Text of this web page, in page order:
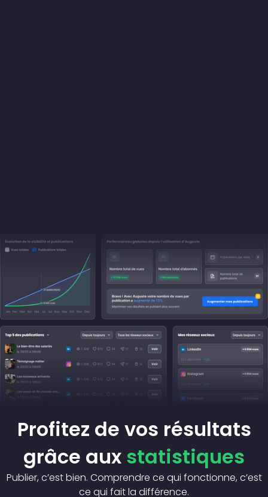
Profitez de vos résultats
grâce aux statistiques
Publier, c’est bien. Comprendre ce qui fonctionne, c’est
ce qui fait la différence.